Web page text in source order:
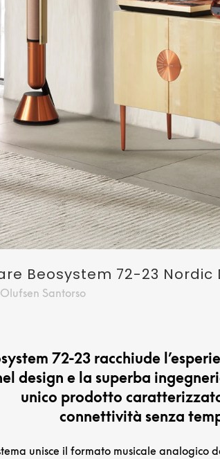
Beosystem 72-23 Nordic
Santorso
72-23 racchiude
design e la superba
unico prodotto
connettività senza
unisce il formato musicale analogico